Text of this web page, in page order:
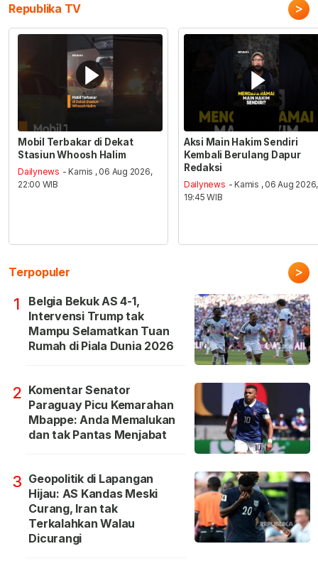
Republika TV >
Mobil Terbakar di Dekat
Stasiun Whoosh Halim
Dailynews - Kamis , 06 Aug 2026,
22:00 WIB
Aksi Main Hakim Sendiri
Kembali Berulang Dapur
Redaksi
Dailynews - Kamis , 06 Aug 2026,
19:45 WIB
Terpopuler >
1
Belgia Bekuk AS 4-1,
Intervensi Trump tak
Mampu Selamatkan Tuan
Rumah di Piala Dunia 2026
2 Komentar Senator
Paraguay Picu Kemarahan
Mbappe: Anda Memalukan
dan tak Pantas Menjabat
3 Geopolitik di Lapangan
Hijau: AS Kandas Meski
Curang, Iran tak
Terkalahkan Walau
Dicurangi